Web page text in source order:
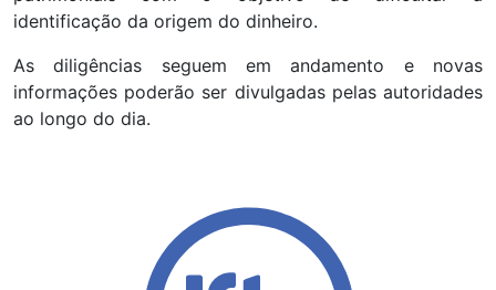
identificação da origem do dinheiro.
As diligências seguem em andamento e novas
informações poderão ser divulgadas pelas autoridades
ao longo do dia.